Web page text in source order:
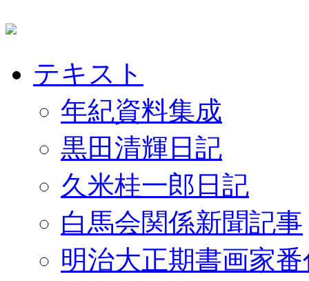
テキスト
年紀資料集成
黒田清輝日記
久米桂一郎日記
白馬会関係新聞記事
明治大正期書画家